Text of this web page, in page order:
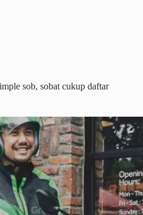
sob, sobat cukup daftar